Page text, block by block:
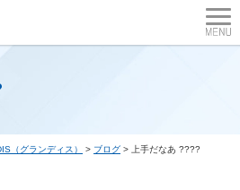
（グランディス） > ブログ > 上手だなあ ????